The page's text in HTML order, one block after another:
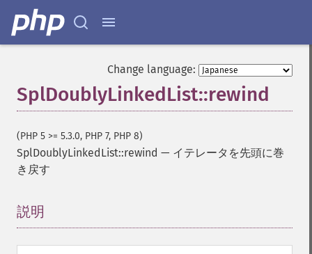
Change language:
SplDoublyLinkedList::rewind
(PHP 5 >= 5.3.0, PHP 7, PHP 8)
SplDoublyLinkedList::rewind — イテレータを先頭に巻
き戻す
説明